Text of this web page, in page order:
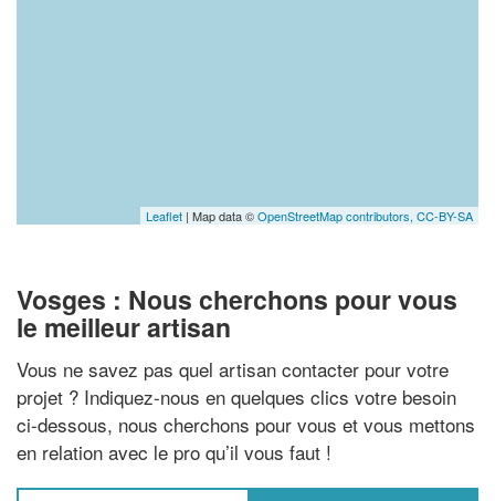
Leaflet | Map data ©OpenStreetMap contributors, CC-BY-SA
Vosges : Nous cherchons pour vous
le meilleur artisan
Vous ne savez pas quel artisan contacter pour votre
projet ? Indiquez-nous en quelques clics votre besoin
ci-dessous, nous cherchons pour vous et vous mettons
en relation avec le pro qu’il vous faut !